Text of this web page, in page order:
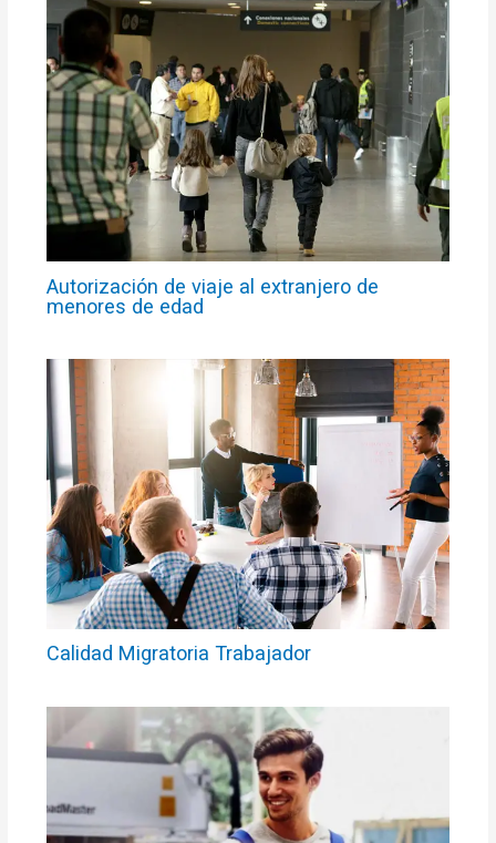
Autorización de viaje al extranjero de
menores de edad
Calidad Migratoria Trabajador